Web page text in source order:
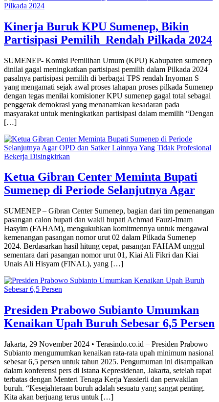
Kinerja Buruk KPU Sumenep, Bikin
Partisipasi Pemilih Rendah Pilkada 2024
SUMENEP- Komisi Pemilihan Umum (KPU) Kabupaten sumenep
dinilai gagal meningkatkan partisipasi pemilih dalam Pilkada 2024
pasalnya partisipasi pemilih di berbagai TPS rendah Inyoman S
yang mengamati sejak awal proses tahapan proses pilkada Sumenep
dengan tegas menilai komisioner KPU sumenep gagal total sebagai
penggerak demokrasi yang menanamkan kesadaran pada
masyarakat untuk meningkatkan partisipasi dalam memilih “Dengan
[…]
Ketua Gibran Center Meminta Bupati
Sumenep di Periode Selanjutnya Agar
SUMENEP – Gibran Center Sumenep, bagian dari tim pemenangan
pasangan calon bupati dan wakil bupati Achmad Fauzi-Imam
Hasyim (FAHAM), mengukuhkan komitmennya untuk mengawal
kemenangan pasangan nomor urut 02 dalam Pilkada Sumenep
2024. Berdasarkan hasil hitung cepat, pasangan FAHAM unggul
sementara dari pasangan nomor urut 01, Kiai Ali Fikri dan Kiai
Unais Ali Hisyam (FINAL), yang […]
Presiden Prabowo Subianto Umumkan
Kenaikan Upah Buruh Sebesar 6,5 Persen
Jakarta, 29 November 2024 • Terasindo.co.id – Presiden Prabowo
Subianto mengumumkan kenaikan rata-rata upah minimum nasional
sebesar 6,5 persen untuk tahun 2025. Pengumuman ini disampaikan
dalam konferensi pers di Istana Kepresidenan, Jakarta, setelah rapat
terbatas dengan Menteri Tenaga Kerja Yassierli dan perwakilan
buruh. “Kesejahteraan buruh adalah sesuatu yang sangat penting.
Kita akan berjuang terus untuk […]